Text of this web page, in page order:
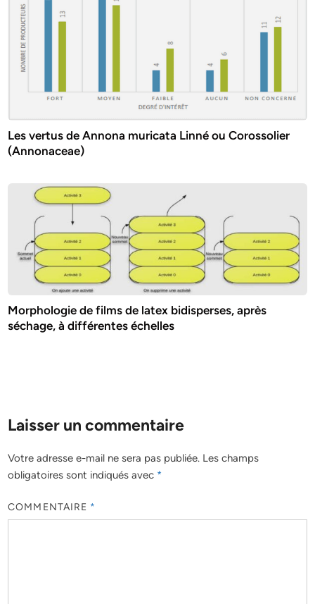
Les vertus de Annona muricata Linné ou Corossolier
(Annonaceae)
Morphologie de films de latex bidisperses, après
séchage, à différentes échelles
Laisser un commentaire
Votre adresse e-mail ne sera pas publiée. Les champs
obligatoires sont indiqués avec *
COMMENTAIRE *